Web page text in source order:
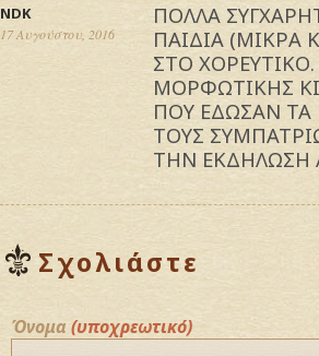
NDK
17 Αυγούστου, 2016
ΠΟΛΛΑ
ΠΑΙΔΙΑ (ΜΙΚΡΑ
ΣΤΟ
ΜΟΡΦΩΤΙΚΗΣ
ΠΟΥ ΕΔΩΣΑΝ ΤΑ
ΤΟΥΣ
ΤΗΝ ΕΚΔΗΛΩΣΗ
Σχολιάστε
Όνομα (υποχρεωτικό)